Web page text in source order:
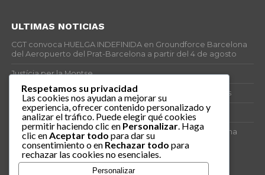
ULTIMAS NOTICIAS
CGT convoca HUELGA INDEFINIDA en Groundforce Barcelona
del Aeropuerto del Prat-Barcelona a partir del 4 de agosto
Justícia per la Montse
25J – Día Mundial para la Prevención de los Ahogamientos
ERE encubierto en H&M Concentrix
Actes centrals 90 aniversari revolució social 1936. Programa
central i per dies. Materials de venda.
Respetamos su privacidad
Las cookies nos ayudan a mejorar su
experiencia, ofrecer contenido personalizado y
analizar el tráfico. Puede elegir qué cookies
permitir haciendo clic en Personalizar . Haga
clic en Aceptar todo para dar su
consentimiento o en Rechazar todo para
rechazar las cookies no esenciales.
Personalizar